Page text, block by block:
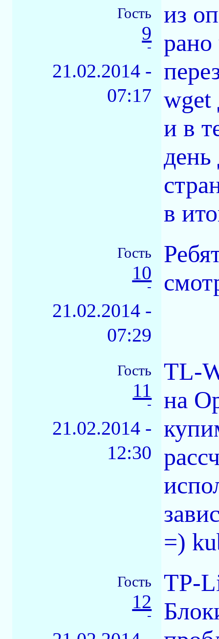
Гость
9
-
21.02.2014 -
07:17
из
wget
и в
день
в
Гость
10
-
21.02.2014 -
07:29
Гость
11
-
21.02.2014 -
12:30
TL-
на
=)
Гость
12
-
TP-